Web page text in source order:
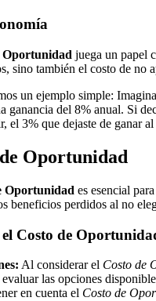
Oportunidad juega un papel
sino también el costo de no
un ejemplo simple:
ganancia del 8% anual. Si
el 3% que dejaste de ganar
Oportunidad
Oportunidad es esencial
beneficios perdidos al no
el Costo de
Al considerar el Costo de
las opciones
en cuenta el Costo de